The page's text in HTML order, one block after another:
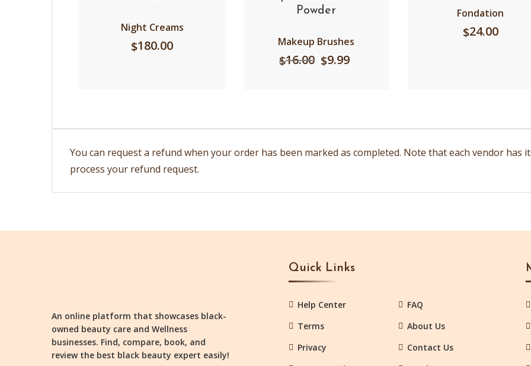
Night Creams
$180.00
Powder
Makeup Brushes
$16.00 $9.99
Fondation
$24.00
You can request a refund when your order has been marked as completed. Note that each vendor
process your refund request.
An online platform that showcases black-
owned beauty care and Wellness
businesses. Find, compare, book, and
review the best black beauty expert easily!
Quick Links
Help Center
FAQ
Terms
About Us
Privacy
Contact Us